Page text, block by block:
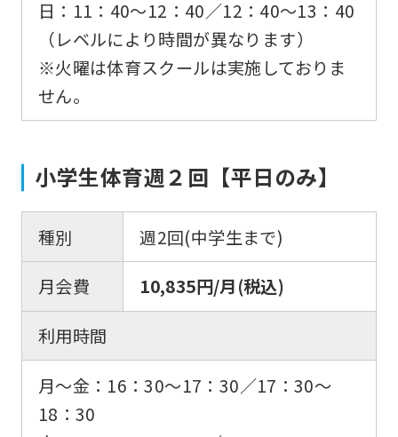
日：11：40〜12：40／12：40〜13：40
（レベルにより時間が異なります）
※火曜は体育スクールは実施しておりま
せん。
小学生体育週２回【平日のみ】
種別
週2回(中学生まで)
月会費
10,835円/月(税込)
利用時間
月〜金：16：30〜17：30／17：30〜
18：30